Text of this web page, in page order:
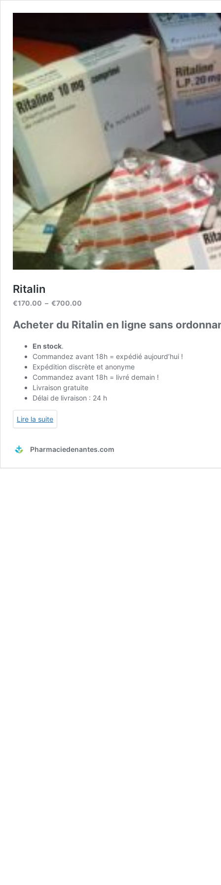
Ritalin
€170.00 – €700.00
prix :
€700.00
Acheter du Ritalin en ligne sans
En stock.
Commandez avant 18h = expédié aujourd’hui !
Expédition discrète et anonyme
Commandez avant 18h = livré demain !
Livraison gratuite
Délai de livraison : 24 h
Lire la suite
Pharmaciedenantes.com